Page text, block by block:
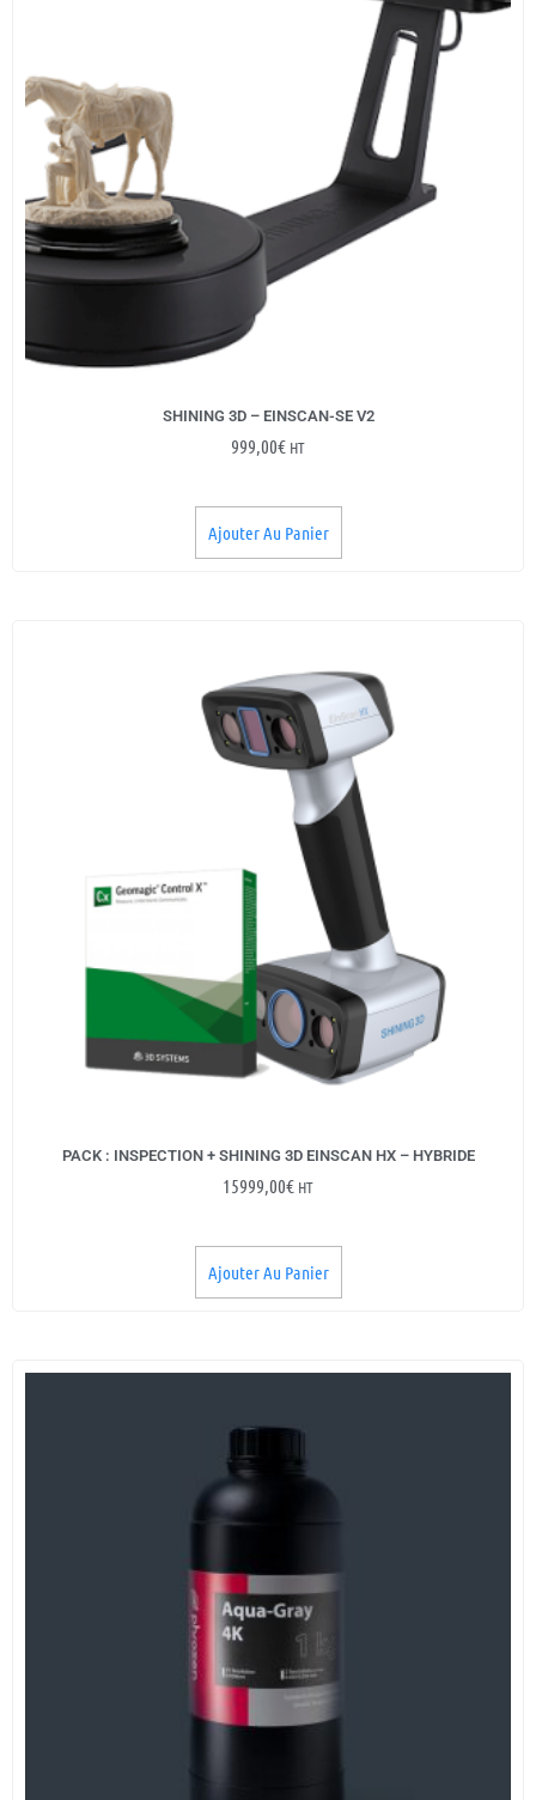
SHINING 3D – EINSCAN-SE V2
999,00€ HT
Ajouter Au Panier
PACK : INSPECTION + SHINING 3D EINSCAN HX – HYBRIDE
15999,00€ HT
Ajouter Au Panier